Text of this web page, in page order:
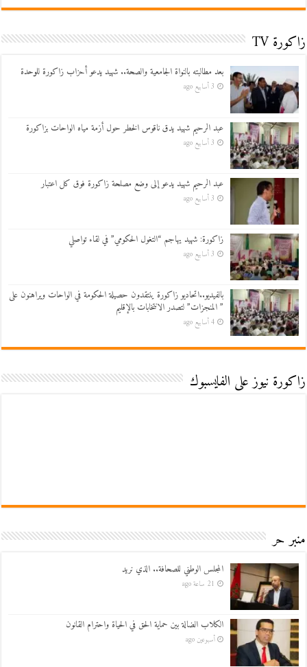
زاكورة TV
بعد مطالبته بالنواة الجامعية والصحة.. شهيد يدعو أحزاب زاكورة للوحدة
3 أسابيع ago
عبد الرحيم شهيد يدق ناقوس الخطر حول أزمة مياه الواحات بزاكورة
3 أسابيع ago
عبد الرحيم شهيد يدعو إلى وضع مصلحة زاكورة فوق كل اعتبار
3 أسابيع ago
زاكورة: شهيد يهاجم “التغول الحكومي” في لقاء تواصلي
3 أسابيع ago
بالفيديو..اتحاديو زاكورة ينتقدون حصيلة الحكومة في الواحات ويراهنون على
” المنجزات” لتصدر الانتخابات بالإقليم
4 أسابيع ago
زاكورة نيوز على الفايسبوك
منبر حر
المجلس الوطني للصحافة.. الذي نريد
21 ساعة ago
الكلاب الضالة بين حماية الحق في الحياة واحترام القانون
أسبوعين ago